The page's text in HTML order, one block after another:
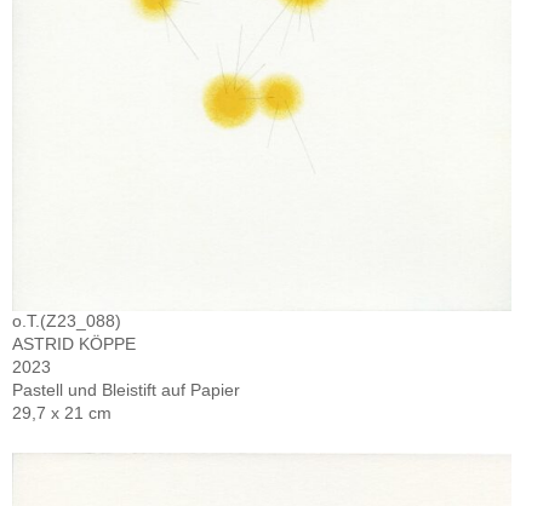
o.T.(Z23_088)
ASTRID KÖPPE
2023
Pastell und Bleistift auf Papier
29,7 x 21 cm